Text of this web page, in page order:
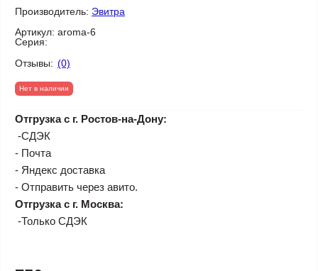
Производитель: Эвитра
Артикул: aroma-6
Серия:
Отзывы: (0)
Нет в наличии
Отгрузка с г. Ростов-на-Дону:
-СДЭК
- Почта
- Яндекс доставка
- Отправить через авито.
Отгрузка с г. Москва:
-Только СДЭК